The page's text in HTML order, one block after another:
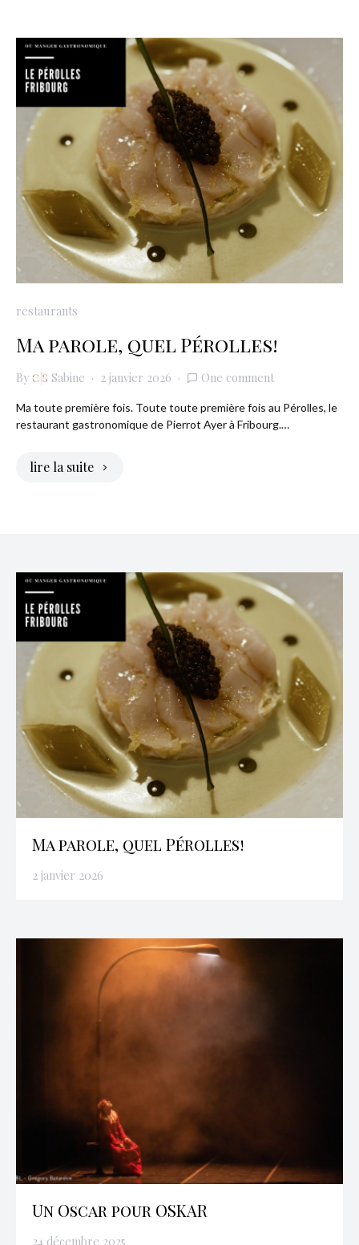
restaurants
Ma parole, quel Pérolles!
By Sabine 2 janvier 2026 One comment
Ma toute première fois. Toute toute première fois au Pérolles, le
restaurant gastronomique de Pierrot Ayer à Fribourg.…
lire la suite
Ma parole, quel Pérolles!
2 janvier 2026
Un Oscar pour OSKAR
24 décembre 2025